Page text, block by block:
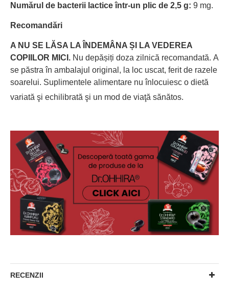
Numărul de bacterii lactice într-un plic de 2,5 g: 9 mg.
Recomandări
A NU SE LĂSA LA ÎNDEMÂNA ȘI LA VEDEREA
COPIILOR MICI. Nu depășiți doza zilnică recomandată. A
se păstra în ambalajul original, la loc uscat, ferit de razele
soarelui. Suplimentele alimentare nu înlocuiesc o dietă
variată şi echilibrată şi un mod de viaţă sănătos.
RECENZII